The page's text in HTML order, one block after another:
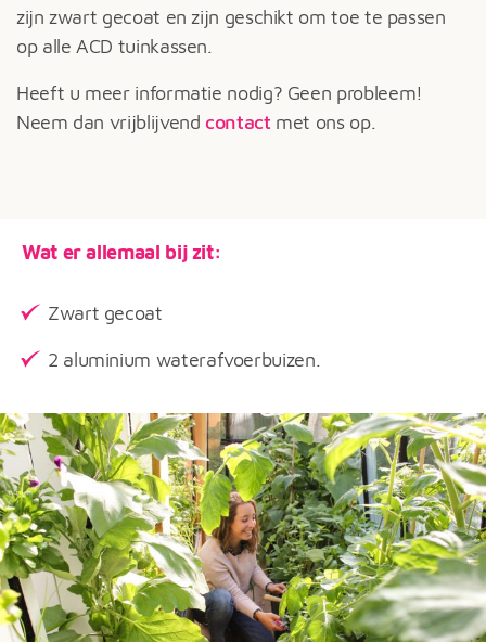
zijn zwart gecoat en zijn geschikt om toe te passen
op alle ACD tuinkassen.
Heeft u meer informatie nodig? Geen probleem!
Neem dan vrijblijvendcontact met ons op.
Wat er allemaal bij zit:
Zwart gecoat
2 aluminium waterafvoerbuizen.